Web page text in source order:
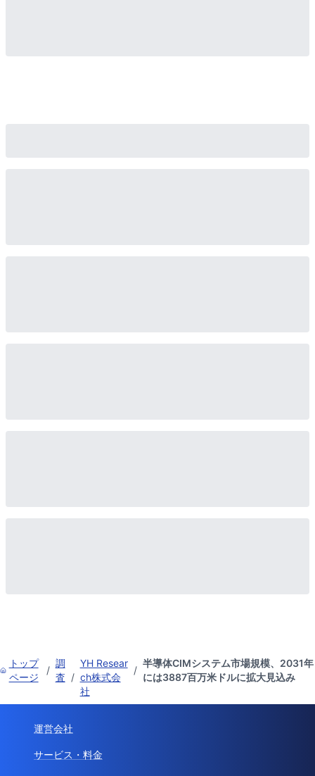
トップ
ページ
/
調
査 /
YH Resear
ch株式会
社
/
半導体CIMシステム市場規模、2031年
には3887百万米ドルに拡大見込み
運営会社
サービス・料金